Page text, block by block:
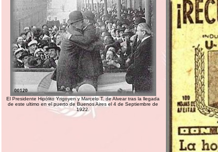
El Presidente Hipólito Yrigoyen y Marcelo T. de Alvear tras la llegada
de este ultimo en el puerto de Buenos Aires el 4 de Septiembre de
1922.